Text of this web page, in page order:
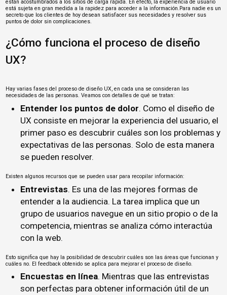
están acostumbrados a los sitios de carga rápida. En efecto, la experiencia de usuario
está sujeta en gran medida a la rapidez para acceder a la información.Para nadie es un
secreto que los clientes de hoy desean satisfacer sus necesidades y resolver sus
puntos de dolor sin complicaciones.
¿Cómo funciona el proceso de diseño
UX?
Hay varias fases del proceso de diseño UX, en cada una se consideran las
necesidades de las personas. Veamos con detalles de qué se tratan:
Entender los puntos de dolor. Como el diseño de
UX consiste en mejorar la experiencia del usuario, el
primer paso es descubrir cuáles son los problemas y
expectativas de las personas. Solo de esta manera
se pueden resolver.
Existen algunos recursos que se pueden usar para recopilar información:
Entrevistas. Es una de las mejores formas de
entender a la audiencia. La tarea implica que un
grupo de usuarios navegue en un sitio propio o de la
competencia, mientras se analiza cómo interactúa
con la web.
Esto significa que hay la posibilidad de descubrir cuáles son las áreas que funcionan y
cuáles no. El feedback obtenido se aplica para mejorar el proceso de diseño.
Encuestas en línea. Mientras que las entrevistas
son perfectas para obtener información útil de un